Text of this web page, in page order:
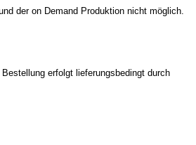
der on Demand Produktion nicht möglich.
Bestellung erfolgt lieferungsbedingt durch